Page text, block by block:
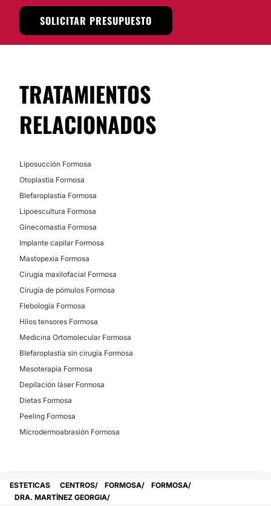
SOLICITAR PRESUPUESTO
TRATAMIENTOS
RELACIONADOS
Liposucción Formosa
Otoplastia Formosa
Blefaroplastia Formosa
Lipoescultura Formosa
Ginecomastia Formosa
Implante capilar Formosa
Mastopexia Formosa
Cirugía maxilofacial Formosa
Cirugía de pómulos Formosa
Flebología Formosa
Hilos tensores Formosa
Medicina Ortomolecular Formosa
Blefaroplastia sin cirugía Formosa
Mesoterapia Formosa
Depilación láser Formosa
Dietas Formosa
Peeling Formosa
Microdermoabrasión Formosa
ESTETICAS CENTROS FORMOSA
FORMOSA
DRA. MARTÍNEZ GEORGIA